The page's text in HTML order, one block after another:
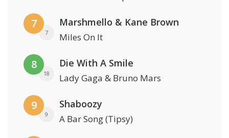
7
7
Marshmello & Kane Brown
Miles On It
8
18
Die With A Smile
Lady Gaga & Bruno Mars
9
9
Shaboozy
A Bar Song (Tipsy)